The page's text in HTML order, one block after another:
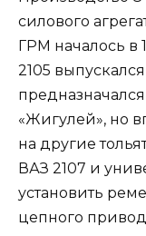
силового
ГРМ началось в
2105
«Жигулей», но
на другие
ВАЗ 2107 и
установить
цепного